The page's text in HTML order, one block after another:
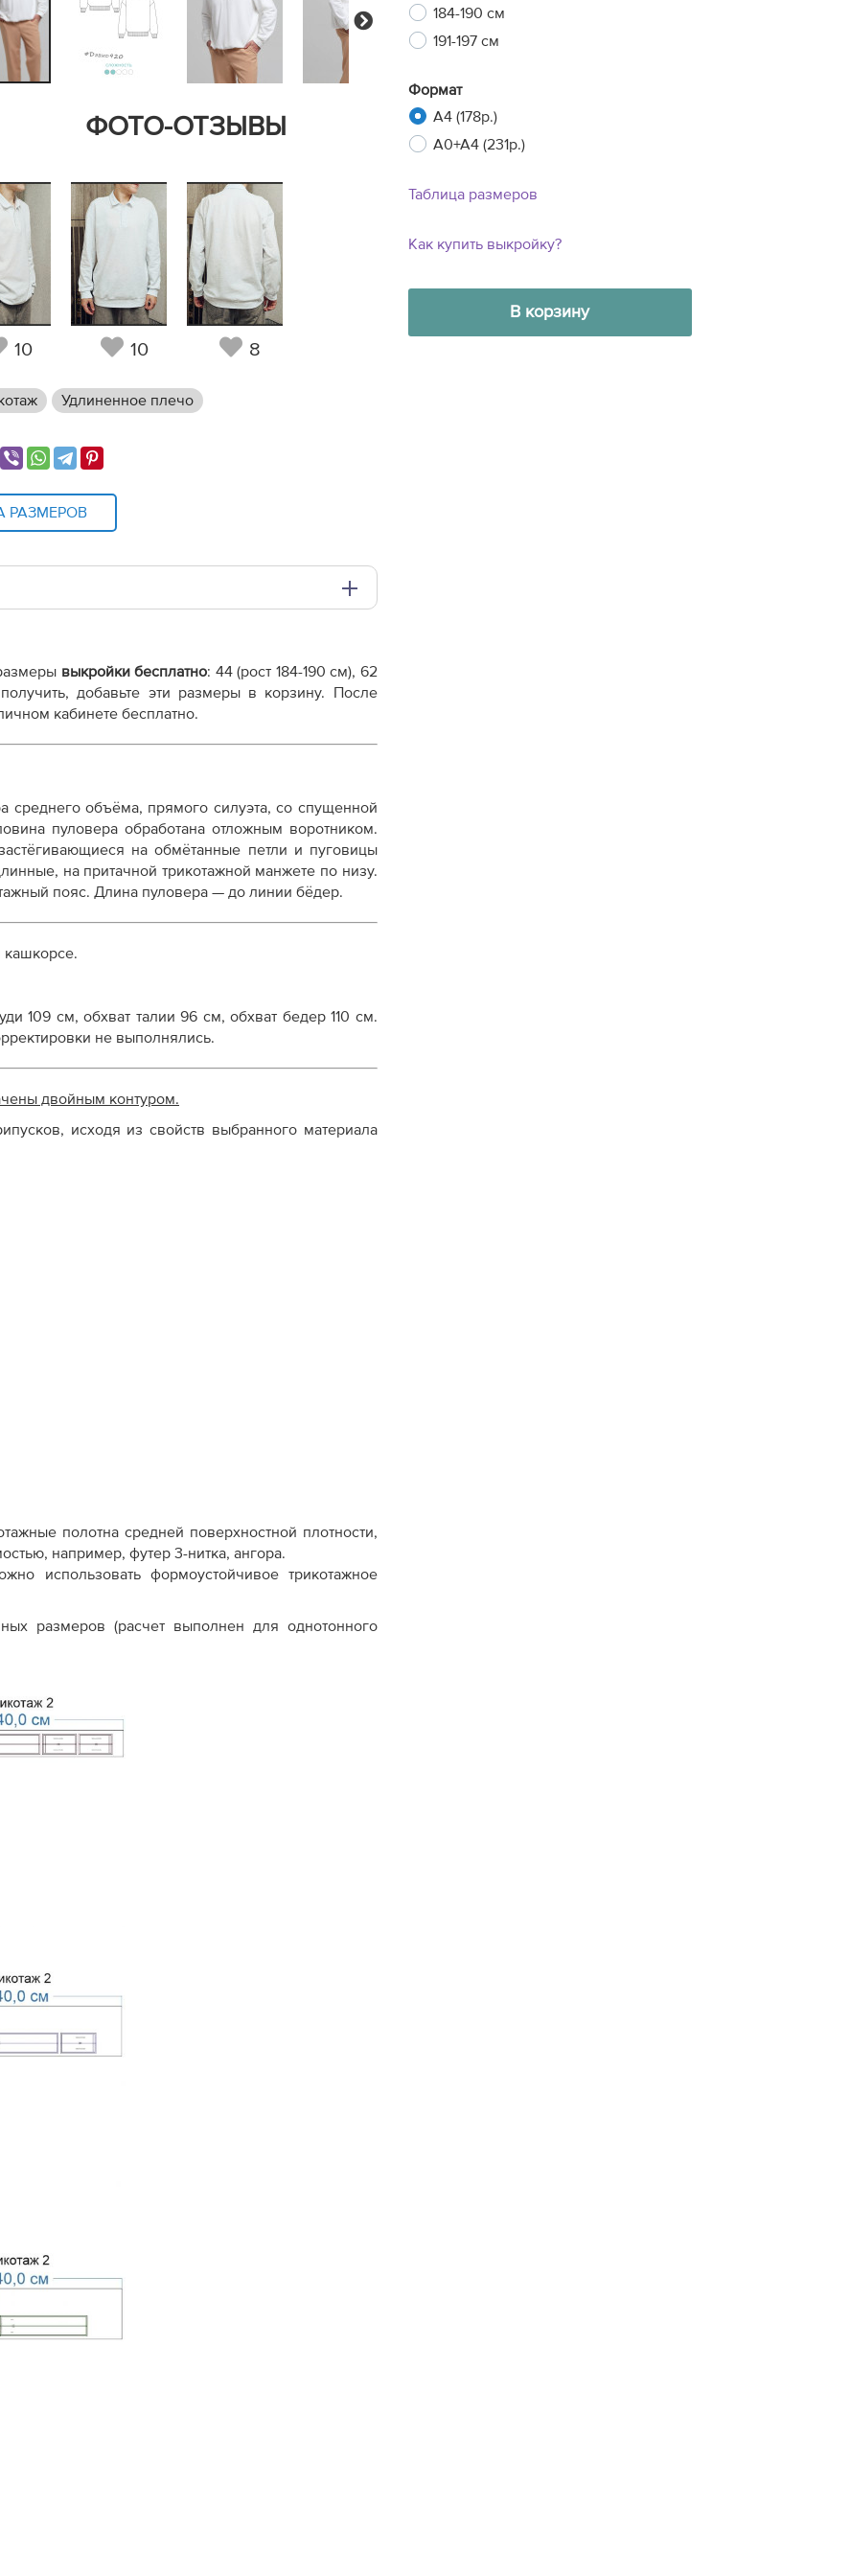
Next
184-190 см
191-197 см
Формат
A4 (178р.)
A0+A4 (231р.)
Таблица размеров
Как купить выкройку?
В корзину
ФОТО-ОТЗЫВЫ
10 10 8
Удлиненное плечо
РАЗМЕРОВ
A0 с шириной печати 810мм в зависимости
выкройки бесплатно: 44 (рост 184-190 см), 62
добавьте эти размеры в корзину. После
кабинете бесплатно.
среднего объёма, прямого силуэта, со спущенной
пуловера обработана отложным воротником.
на обмётанные петли и пуговицы
на притачной трикотажной манжете по низу.
пояс. Длина пуловера — до линии бёдер.
кашкорсе.
109 см, обхват талии 96 см, обхват бедер 110 см.
не выполнялись.
двойным контуром.
исходя из свойств выбранного материала
полотна средней поверхностной плотности,
например, футер 3-нитка, ангора.
использовать формоустойчивое трикотажное
размеров (расчет выполнен для однотонного